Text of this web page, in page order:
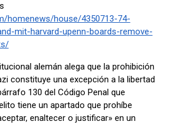
homenews/house/4350713-74-
mit-harvard-upenn-boards-remove-
alemán alega que la prohibición
constituye una excepción a la libertad
130 del Código Penal que
tiene un apartado que prohíbe
enaltecer o justificar» en un